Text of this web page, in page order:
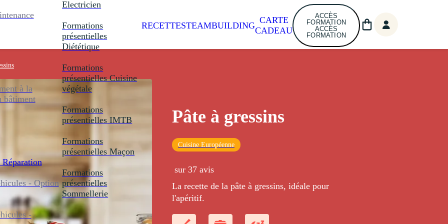
à la
bâtiment
- Option
-
Electricien
Formations
présentielles
Diététique
Formations
présentielles Cuisine
végétale
Formations
présentielles IMTB
Formations
présentielles Maçon
Formations
présentielles
Sommellerie
RECETTESTEAMBUILDING
CARTE
CADEAU
ACCÈS
FORMATION
ACCÈS
FORMATION
Pâte à gressins
Cuisine Européenne
sur 37 avis
La recette de la pâte à gressins, idéale pour
l'apéritif.